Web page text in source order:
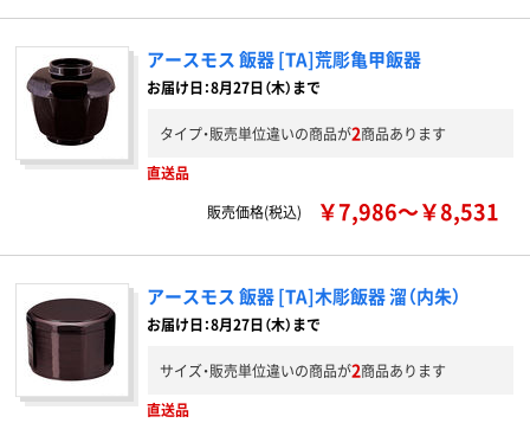
アースモス 飯器 [TA]荒彫亀甲飯器
お届け日：8月27日（木）まで
タイプ・販売単位違いの商品が2商品あります
直送品
販売価格(税込)
￥7,986～￥8,531
アースモス 飯器 [TA]木彫飯器 溜（内朱）
お届け日：8月27日（木）まで
サイズ・販売単位違いの商品が2商品あります
直送品